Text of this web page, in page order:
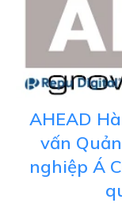
AHEAD
vấn
nghiệp Á